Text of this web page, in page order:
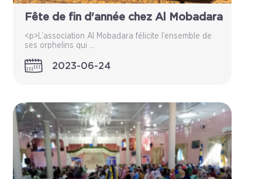
Fête de fin d'année chez Al Mobadara
<p>L’association Al Mobadara félicite l’ensemble de
ses orphelins qui ...
2023-06-24